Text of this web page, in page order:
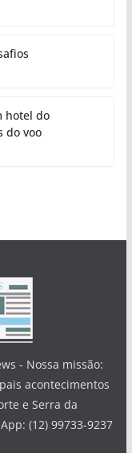
hotel do
do voo
- Nossa missão:
acontecimentos
e Serra da
(12) 99733-9237